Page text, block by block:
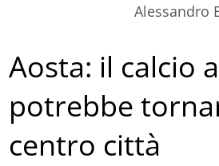
Alessandro
Aosta: il calcio
potrebbe
centro città